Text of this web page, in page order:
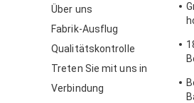
Über uns
Fabrik-Ausflug
Qualitätskontrolle
Treten Sie mit uns in
Verbindung